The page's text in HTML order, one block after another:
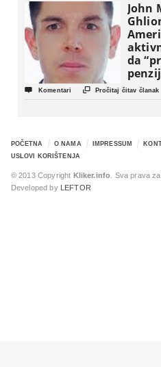
John
da
 Komentari  Pročitaj čitav članak
POČETNA O NAMA IMPRESSUM
USLOVI KORIŠTENJA
© 2013 Copyright Kliker.info . Sva prava
Developed by
LEFTOR